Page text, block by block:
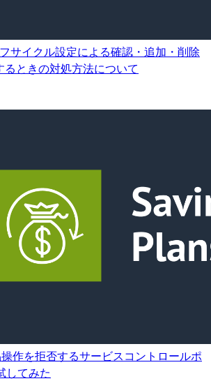
サイクル設定による確認・追加・削除
ときの対処方法について
作を拒否するサービスコントロールポ
してみた